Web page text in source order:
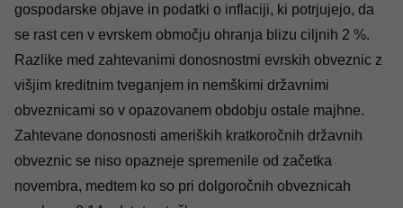
gospodarske objave in podatki o inflaciji, ki potrjujejo, da
se rast cen v evrskem območju ohranja blizu ciljnih 2 %.
Razlike med zahtevanimi donosnostmi evrskih obveznic z
višjim kreditnim tveganjem in nemškimi državnimi
obveznicami so v opazovanem obdobju ostale majhne.
Zahtevane donosnosti ameriških kratkoročnih državnih
obveznic se niso opazneje spremenile od začetka
novembra, medtem ko so pri dolgoročnih obveznicah